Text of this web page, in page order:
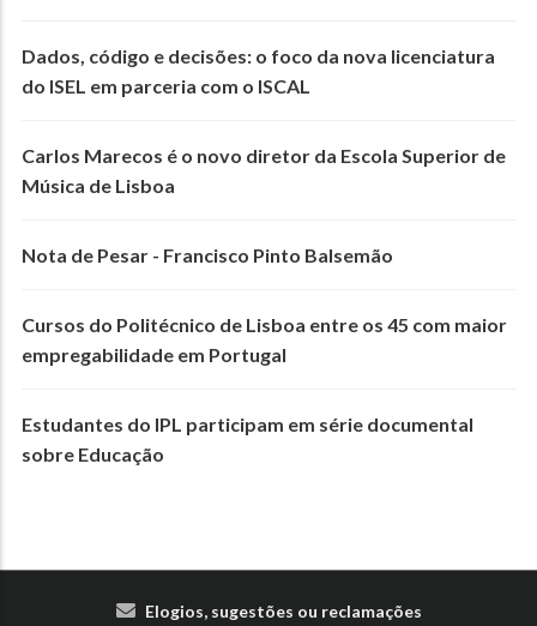
Dados, código e decisões: o foco da nova licenciatura
do ISEL em parceria com o ISCAL
Carlos Marecos é o novo diretor da Escola Superior de
Música de Lisboa
Nota de Pesar - Francisco Pinto Balsemão
Cursos do Politécnico de Lisboa entre os 45 com maior
empregabilidade em Portugal
Estudantes do IPL participam em série documental
sobre Educação
Elogios, sugestões ou reclamações